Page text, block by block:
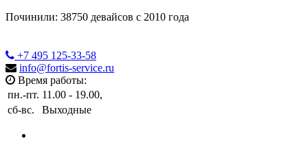
Починили: 38750 девайсов с 2010 года
+7 495 125-33-58
info@fortis-service.ru
Время работы:
пн.-пт. 11.00 - 19.00,
сб-вс.
Выходные